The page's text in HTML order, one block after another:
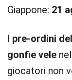
Giappone: 21
I pre-ordini
gonfie vele
giocatori non